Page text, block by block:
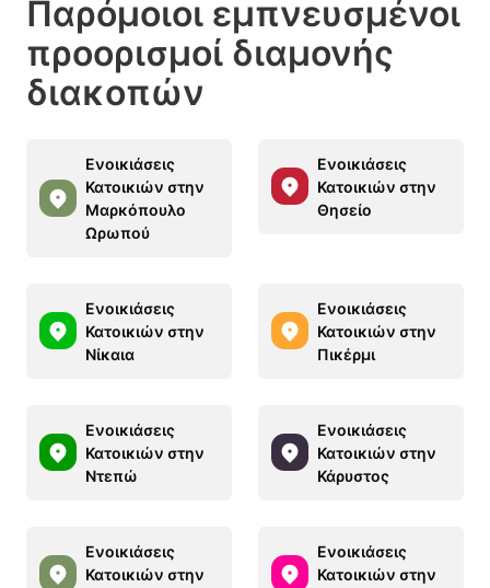
Παρόμοιοι εμπνευσμένοι
προορισμοί διαμονής
διακοπών
Ενοικιάσεις
Κατοικιών στην
Μαρκόπουλο
Ωρωπού
Ενοικιάσεις
Κατοικιών στην
Θησείο
Ενοικιάσεις
Κατοικιών στην
Νίκαια
Ενοικιάσεις
Κατοικιών στην
Πικέρμι
Ενοικιάσεις
Κατοικιών στην
Ντεπώ
Ενοικιάσεις
Κατοικιών στην
Κάρυστος
Ενοικιάσεις
Κατοικιών στην
Ενοικιάσεις
Κατοικιών στην